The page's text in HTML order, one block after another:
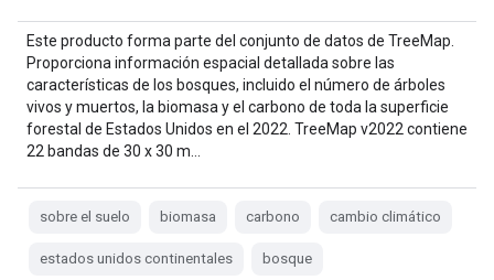
Este producto forma parte del conjunto de datos de TreeMap.
Proporciona información espacial detallada sobre las
características de los bosques, incluido el número de árboles
vivos y muertos, la biomasa y el carbono de toda la superficie
forestal de Estados Unidos en el 2022. TreeMap v2022 contiene
22 bandas de 30 x 30 m…
sobre el suelo biomasa carbono cambio climático
estados unidos continentales bosque